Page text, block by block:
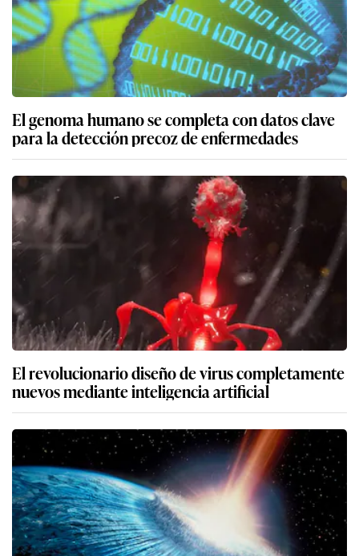
El genoma humano se completa con datos clave
para la detección precoz de enfermedades
El revolucionario diseño de virus completamente
nuevos mediante inteligencia artificial